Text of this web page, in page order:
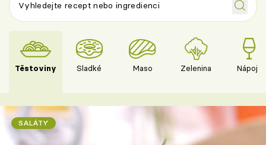
Těstoviny Sladké Maso Zelenina Nápoje
SALÁTY